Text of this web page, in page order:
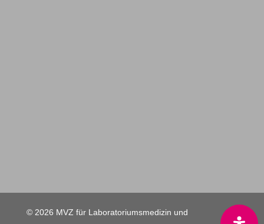
© 2026 MVZ für Laboratoriumsmedizin und